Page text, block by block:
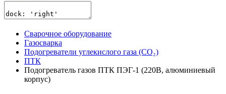
Сварочное оборудование
Газосварка
Подогреватели углекислого газа (CO₂)
ПТК
Подогреватель газов ПТК ПЭГ-1 (220В, алюминиевый
корпус)